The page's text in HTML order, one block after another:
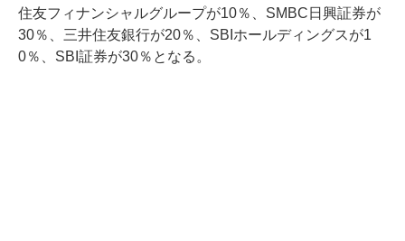
住友フィナンシャルグループが10％、SMBC日興証券が
30％、三井住友銀行が20％、SBIホールディングスが1
0％、SBI証券が30％となる。